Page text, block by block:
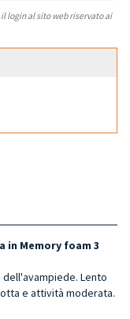
login al sito web riservato ai
Memory foam 3
Lento
e attività moderata.